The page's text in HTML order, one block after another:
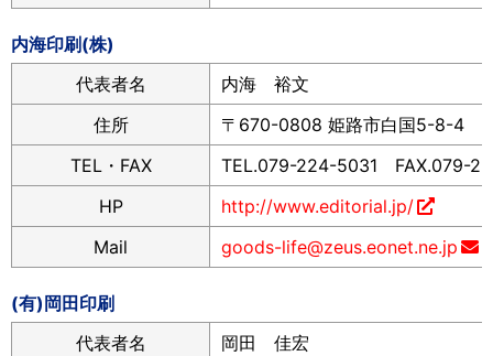
内海印刷(株)
代表者名
内海 裕文
住所
〒670-0808 姫路市白国5-8-4
TEL・FAX
TEL.079-224-5031 FAX.079-
HP
http://www.editorial.jp/
Mail
goods-life@zeus.eonet.ne.jp
(有)岡田印刷
代表者名
岡田 佳宏